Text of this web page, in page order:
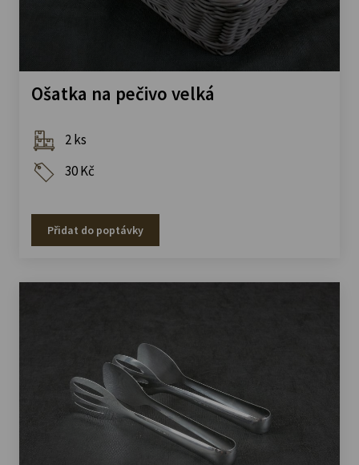
Ošatka na pečivo velká
2 ks
30 Kč
Přidat do poptávky